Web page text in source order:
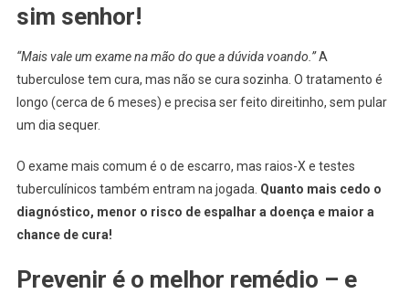
sim senhor!
“Mais vale um exame na mão do que a dúvida voando.”A
tuberculose tem cura, mas não se cura sozinha. O tratamento é
longo (cerca de 6 meses) e precisa ser feito direitinho, sem pular
um dia sequer.
O exame mais comum é o de escarro, mas raios-X e testes
tuberculínicos também entram na jogada. Quanto mais cedo o
diagnóstico, menor o risco de espalhar a doença e maior a
chance de cura!
Prevenir é o melhor remédio – e